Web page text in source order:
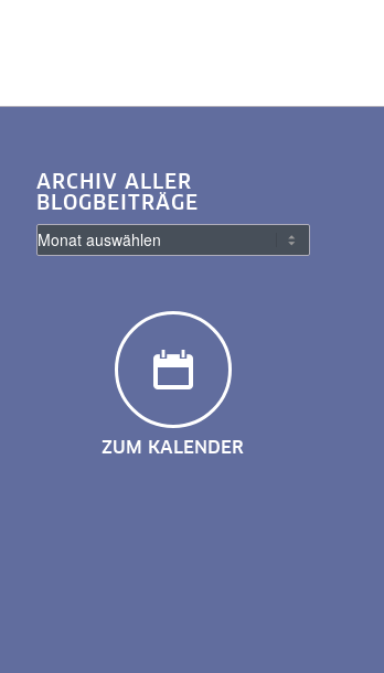
ARCHIV ALLER
BLOGBEITRÄGE
ZUM KALENDER